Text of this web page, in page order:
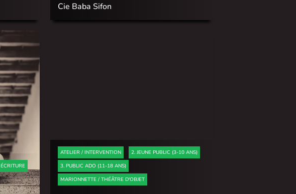
Cie Baba Sifon
ÉCRITURE
ATELIER / INTERVENTION
2. JEUNE PUBLIC (3-10 ANS)
3. PUBLIC ADO (11-18 ANS)
MARIONNETTE / THÉÂTRE D'OBJET